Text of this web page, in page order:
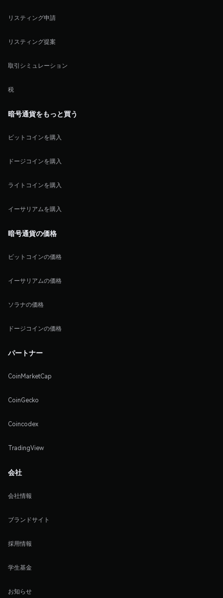
リスティング申請
リスティング提案
取引シミュレーション
税
暗号通貨をもっと買う
ビットコインを購入
ドージコインを購入
ライトコインを購入
イーサリアムを購入
暗号通貨の価格
ビットコインの価格
イーサリアムの価格
ソラナの価格
ドージコインの価格
パートナー
CoinMarketCap
CoinGecko
Coincodex
TradingView
会社
会社情報
ブランドサイト
採用情報
学生基金
お知らせ